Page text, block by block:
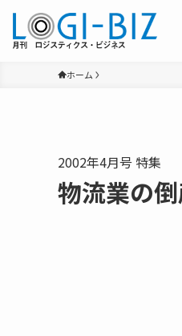
ホーム
2002年4月号 特集
物流業の